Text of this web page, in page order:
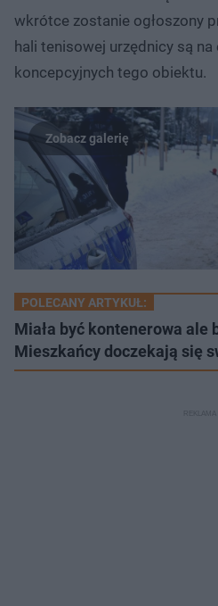
wkrótce zostanie ogłoszony
hali tenisowej urzędnicy są
koncepcyjnych tego obiektu.
POLECANY ARTYKUŁ:
Miała być kontenerowa ale
Mieszkańcy doczekają się